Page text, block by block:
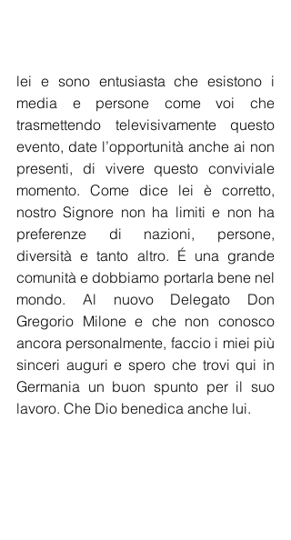
lei e sono entusiasta che esistono i
media e persone come voi che
trasmettendo televisivamente questo
evento, date l’opportunità anche ai non
presenti, di vivere questo conviviale
momento. Come dice lei è corretto,
nostro Signore non ha limiti e non ha
preferenze di nazioni, persone,
diversità e tanto altro. É una grande
comunità e dobbiamo portarla bene nel
mondo. Al nuovo Delegato Don
Gregorio Milone e che non conosco
ancora personalmente, faccio i miei più
sinceri auguri e spero che trovi qui in
Germania un buon spunto per il suo
lavoro. Che Dio benedica anche lui.